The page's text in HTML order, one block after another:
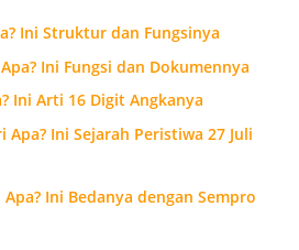
Ini Struktur dan Fungsinya
Ini Fungsi dan Dokumennya
Ini Arti 16 Digit Angkanya
Ini Sejarah Peristiwa 27 Juli
Ini Bedanya dengan Sempro